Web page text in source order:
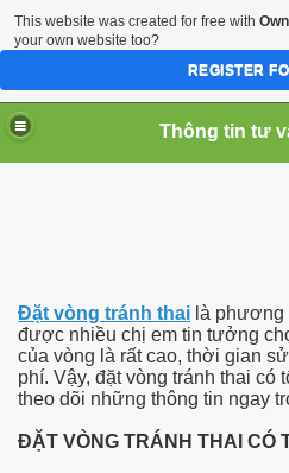
Đặt vòng tránh thai là phương
được nhiều chị em tin tưởng
của vòng là rất cao, thời gian
phí. Vậy, đặt vòng tránh thai có
theo dõi những thông tin ngay
ĐẶT VÒNG TRÁNH THAI CÓ
mun vung kin
This website was created for free with
your own website too?
REGISTER